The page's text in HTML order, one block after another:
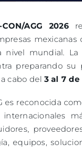
AGG 2026
nivel mundial. La
preparando su
cabo del 3 al 7 de
es reconocida
equipos,